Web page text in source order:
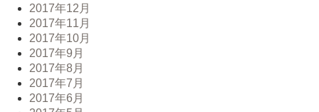
2017年12月
2017年11月
2017年10月
2017年9月
2017年8月
2017年7月
2017年6月